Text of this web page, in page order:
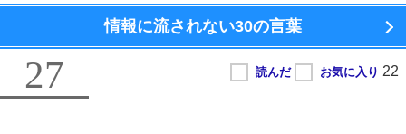
情報に流されない30の言葉
27